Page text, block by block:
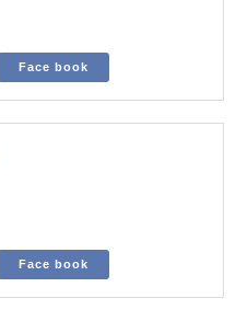
Face book
Face book